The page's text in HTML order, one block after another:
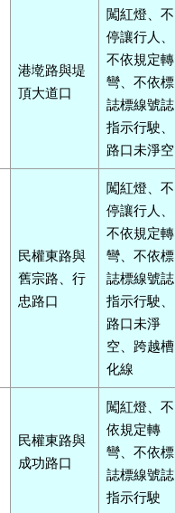
港墘路與堤
頂大道口
闖紅燈、不
停讓行人、
不依規定轉
彎、不依標
誌標線號誌
指示行駛、
路口未淨空
民權東路與
舊宗路、行
忠路口
闖紅燈、不
停讓行人、
不依規定轉
彎、不依標
誌標線號誌
指示行駛、
路口未淨
空、跨越槽
化線
民權東路與
成功路口
闖紅燈、不
依規定轉
彎、不依標
誌標線號誌
指示行駛